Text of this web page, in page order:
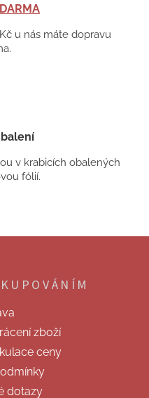
u nás máte dopravu
v krabicích obalených
fólií.
zboží
ceny
dotazy